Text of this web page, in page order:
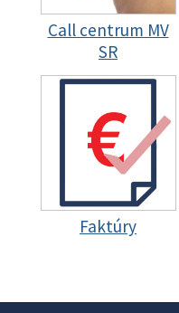
Call centrum MV
SR
Faktúry